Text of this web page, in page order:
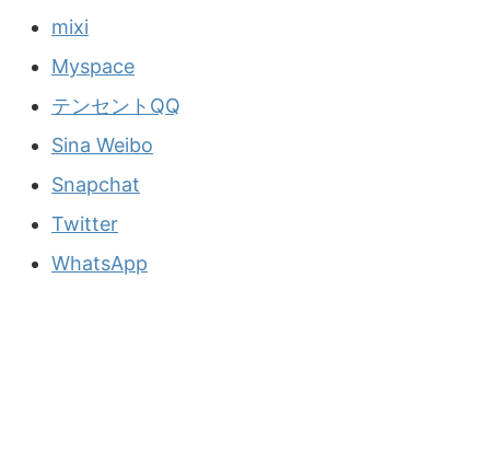
mixi
Myspace
テンセントQQ
Sina Weibo
Snapchat
Twitter
WhatsApp